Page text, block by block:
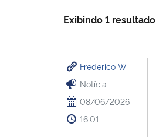
Exibindo 1 resultado
Frederico W
Notícia
08/06/2026
16:01